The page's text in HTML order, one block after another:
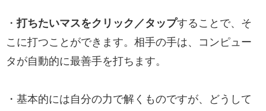
・打ちたいマスをクリック／タップすることで、そ
こに打つことができます。相手の手は、コンピュー
タが自動的に最善手を打ちます。
・基本的には自分の力で解くものですが、どうして